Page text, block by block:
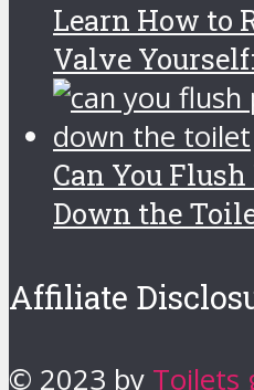
Learn How to
Valve
Can You
Down the
Affiliate
© 2023 by Toilets